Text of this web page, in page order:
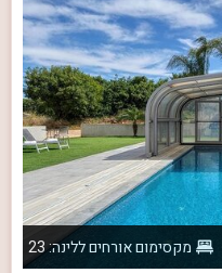
מקסימום אורחים ללינה: 23